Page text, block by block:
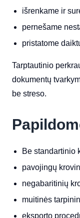
išrenkame ir
pernešame
pristatome
Tarptautinio
dokumentų
be streso.
Be standartinio
pavojingų
negabaritinių
muitinės
eksporto